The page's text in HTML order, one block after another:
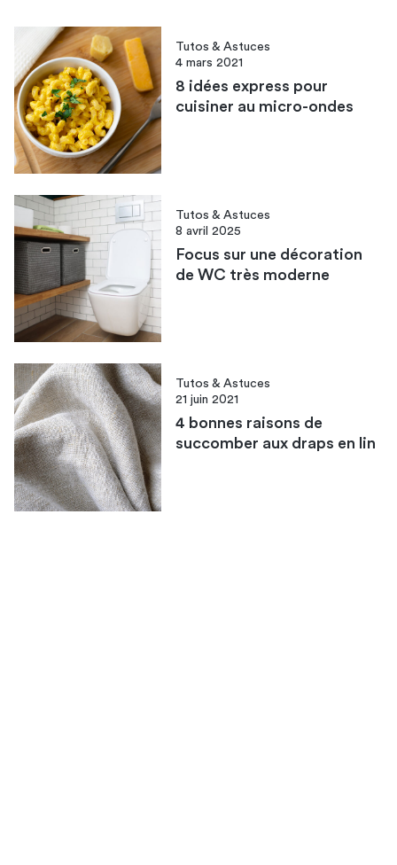
Tutos & Astuces
4 mars 2021
8 idées express pour
cuisiner au micro-ondes
Tutos & Astuces
8 avril 2025
Focus sur une décoration
de WC très moderne
Tutos & Astuces
21 juin 2021
4 bonnes raisons de
succomber aux draps en lin